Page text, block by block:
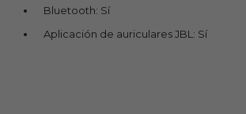
Bluetooth: Sí
Aplicación de auriculares JBL: Sí